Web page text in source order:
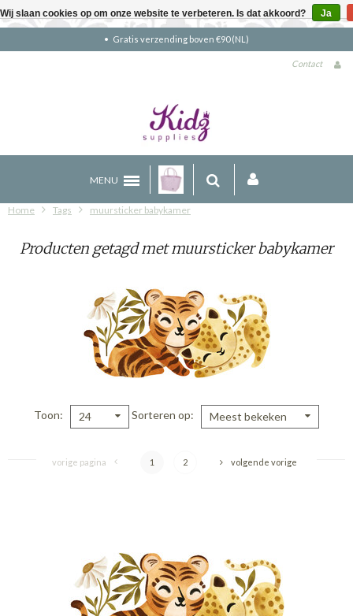
Gratis verzending boven €90 (NL)
Contact
MENU
Home Tags muursticker babykamer
Producten getagd met muursticker babykamer
Toon 24 Sorteren op Meest bekeken
vorige pagina 1 2 volgende vorige
Wij slaan cookies op om onze website te verbeteren. Is dat akkoord? Ja